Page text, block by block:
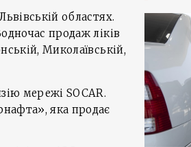
областях.
продаж ліків
Миколаївській,
мережі SOCAR.
яка продає